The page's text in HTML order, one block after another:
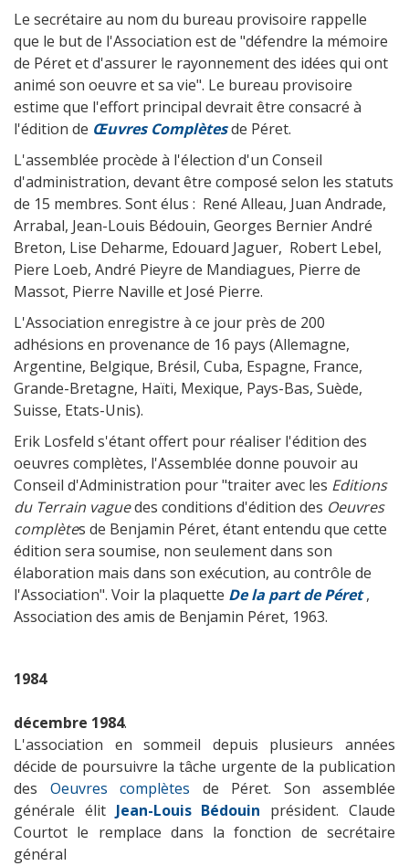
Le secrétaire au nom du bureau provisoire rappelle
que le but de l'Association est de "défendre la mémoire
de Péret et d'assurer le rayonnement des idées qui ont
animé son oeuvre et sa vie". Le bureau provisoire
estime que l'effort principal devrait être consacré à
l'édition de Œuvres Complètesde Péret.
L'assemblée procède à l'élection d'un Conseil
d'administration, devant être composé selon les statuts
de 15 membres. Sont élus : René Alleau, Juan Andrade,
Arrabal, Jean-Louis Bédouin, Georges Bernier André
Breton, Lise Deharme, Edouard Jaguer, Robert Lebel,
Piere Loeb, André Pieyre de Mandiagues, Pierre de
Massot, Pierre Naville et José Pierre.
L'Association enregistre à ce jour près de 200
adhésions en provenance de 16 pays (Allemagne,
Argentine, Belgique, Brésil, Cuba, Espagne, France,
Grande-Bretagne, Haïti, Mexique, Pays-Bas, Suède,
Suisse, Etats-Unis).
Erik Losfeld s'étant offert pour réaliser l'édition des
oeuvres complètes, l'Assemblée donne pouvoir au
Conseil d'Administration pour "traiter avec les Editions
du Terrain vaguedes conditions d'édition des Oeuvres
complètes de Benjamin Péret, étant entendu que cette
édition sera soumise, non seulement dans son
élaboration mais dans son exécution, au contrôle de
l'Association". Voir la plaquette De la part de Péret,
Association des amis de Benjamin Péret, 1963.
1984
décembre 1984.
L'association en sommeil depuis plusieurs années
décide de poursuivre la tâche urgente de la publication
des Oeuvres complètes de Péret. Son assemblée
générale élit Jean-Louis Bédouin président. Claude
Courtot le remplace dans la fonction de secrétaire
général